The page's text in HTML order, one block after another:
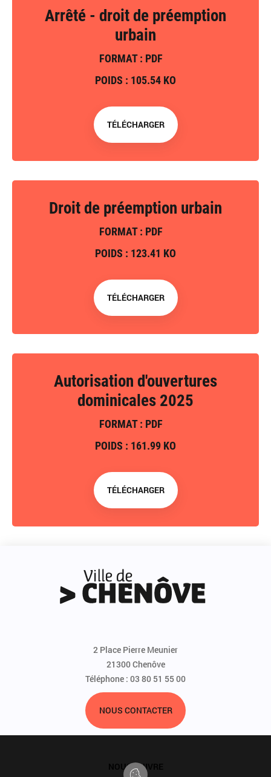
Arrêté - droit de préemption
urbain
FORMAT : PDF
POIDS : 105.54 KO
TÉLÉCHARGER
Droit de préemption urbain
FORMAT : PDF
POIDS : 123.41 KO
TÉLÉCHARGER
Autorisation d'ouvertures
dominicales 2025
FORMAT : PDF
POIDS : 161.99 KO
TÉLÉCHARGER
2 Place Pierre Meunier
21300 Chenôve
Téléphone : 03 80 51 55 00
NOUS CONTACTER
NOUS SUIVRE